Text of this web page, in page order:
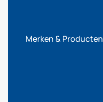
Merken & Producten